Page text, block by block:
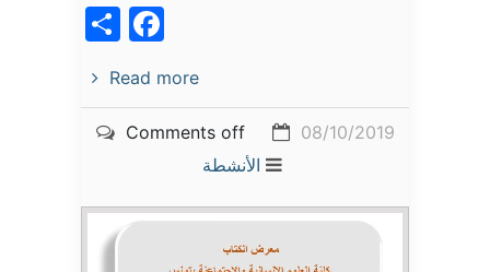
Read more
08/10/2019
Comments off
الأنشطة